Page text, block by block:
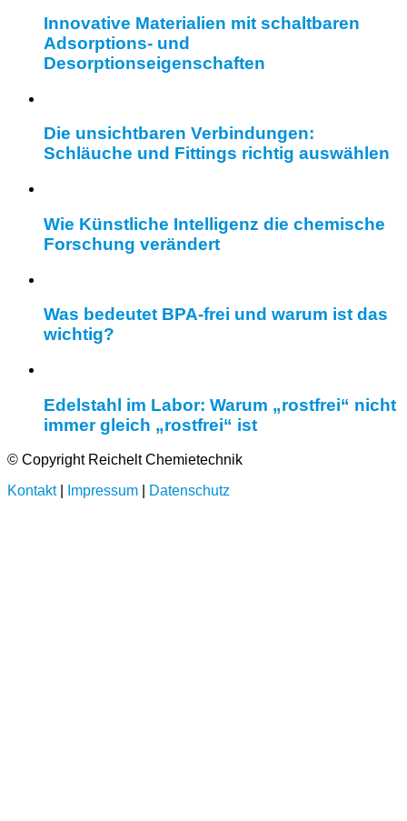
Innovative Materialien mit schaltbaren
Adsorptions- und
Desorptionseigenschaften
Die unsichtbaren Verbindungen:
Schläuche und Fittings richtig auswählen
Wie Künstliche Intelligenz die chemische
Forschung verändert
Was bedeutet BPA-frei und warum ist das
wichtig?
Edelstahl im Labor: Warum „rostfrei“ nicht
immer gleich „rostfrei“ ist
© Copyright Reichelt Chemietechnik
Kontakt| Impressum Datenschutz